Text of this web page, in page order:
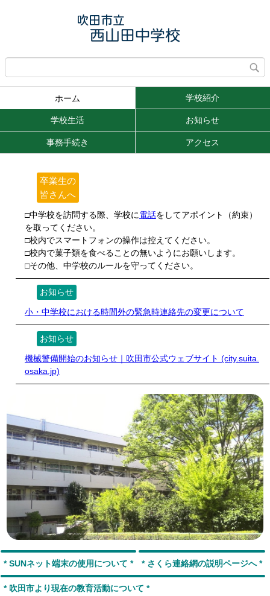
ホーム 学校紹介
学校生活 お知らせ
事務手続き アクセス
卒業生の
皆さんへ
□中学校を訪問する際、学校に電話をしてアポイント（約束）
を取ってください。
□校内でスマートフォンの操作は控えてください。
□校内で菓子類を食べることの無いようにお願いします。
□その他、中学校のルールを守ってください。
お知らせ
小・中学校における時間外の緊急時連絡先の変更について
お知らせ
機械警備開始のお知らせ｜吹田市公式ウェブサイト (city.suita.
osaka.jp)
* SUNネット端末の使用について * * さくら連絡網の説明ページへ *
* 吹田市より現在の教育活動について *